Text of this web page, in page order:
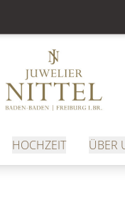
HOCHZEIT ÜBER